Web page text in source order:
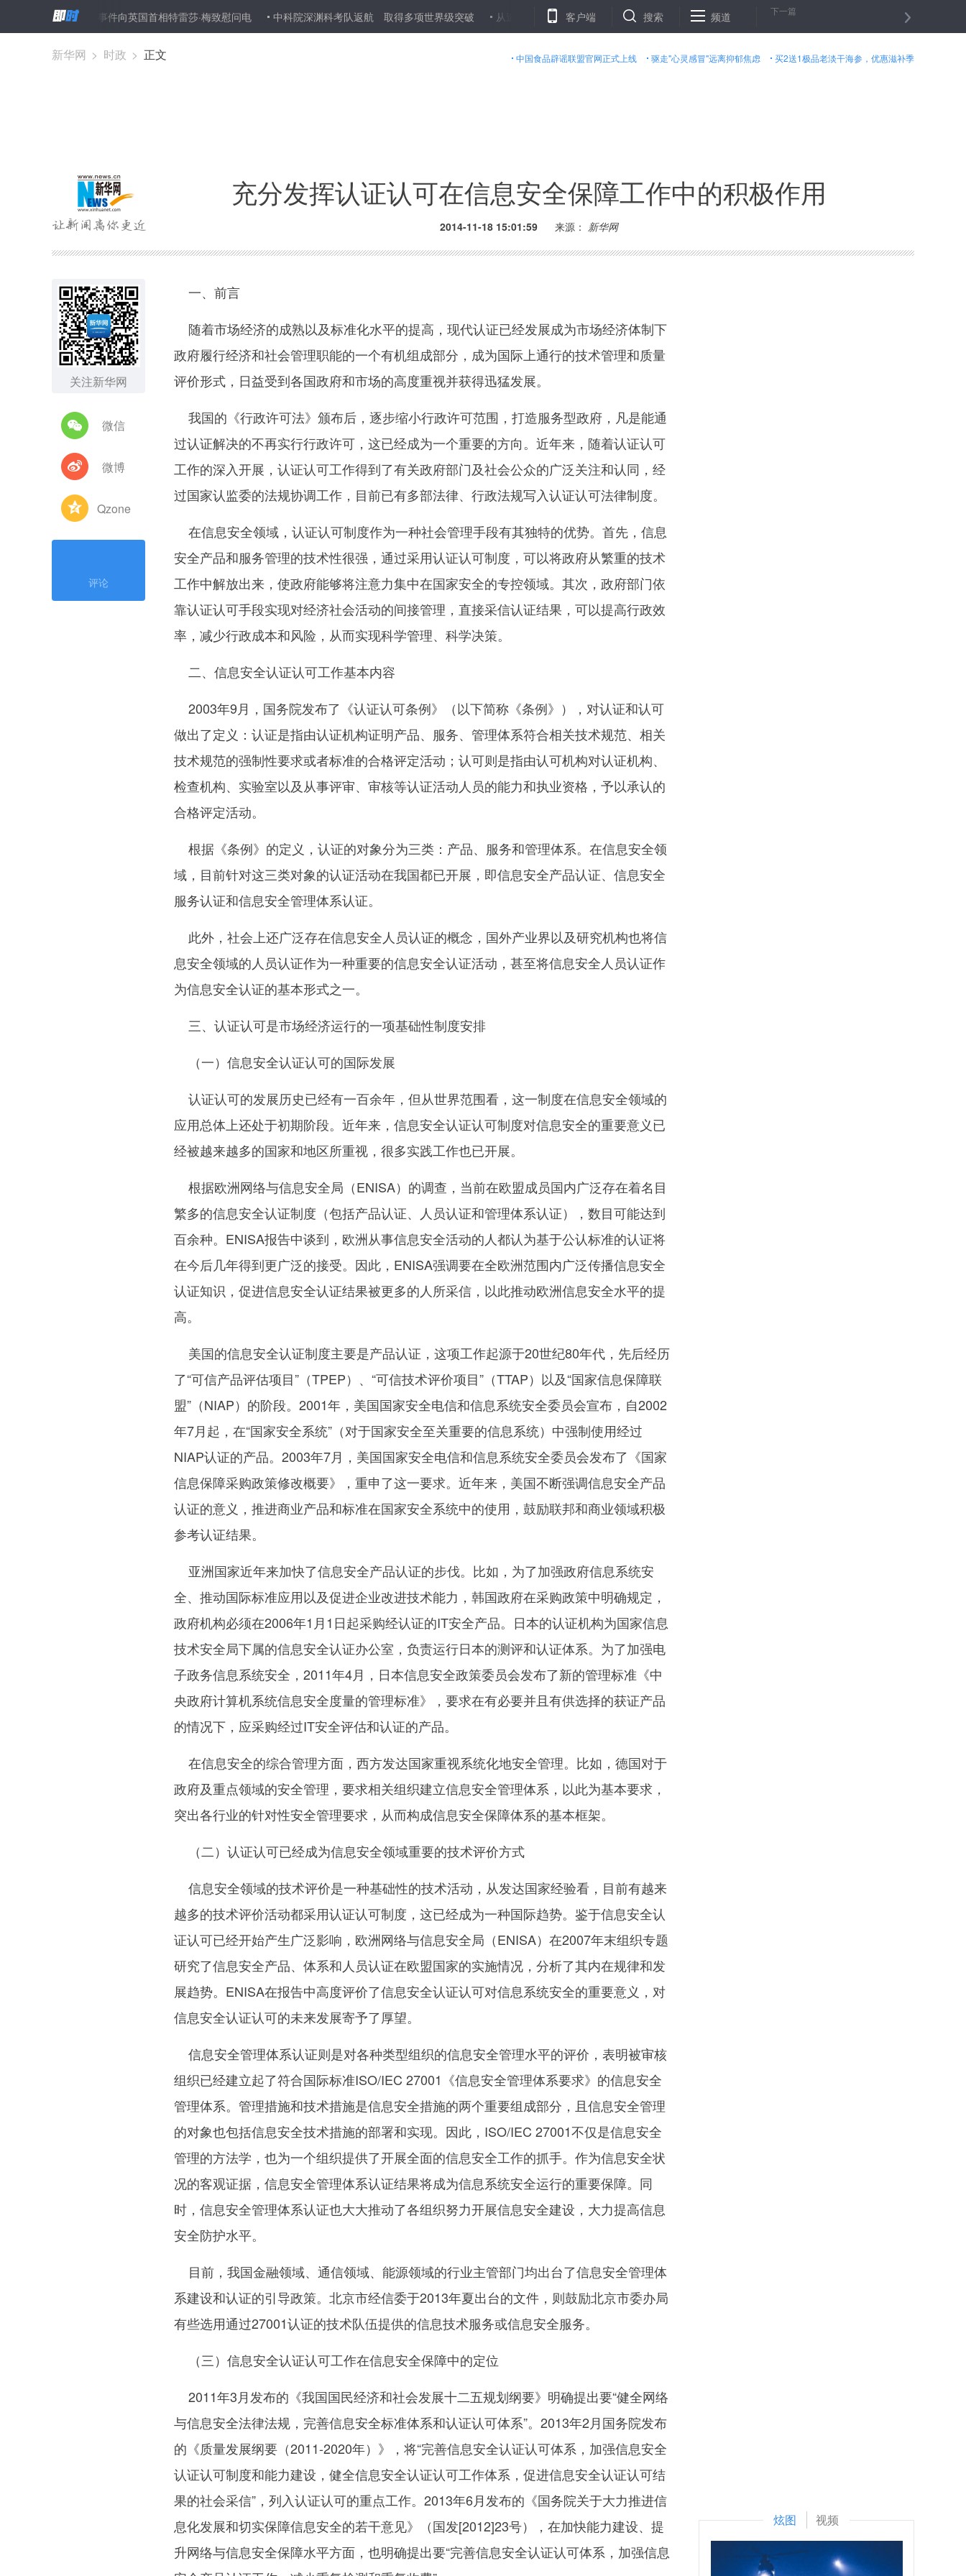
恐怖袭击事件向英国首相特雷莎·梅致慰问电 中科院深渊科考队返航 取得多项世界级突破 从追高产到求优质——春耕大忙背后的粮田“变身”记 阿富汗北部一安全检查站遭袭９名警察身亡
客户端 搜索 频道 下一篇
中国食品辟谣联盟官网正式上线 驱走"心灵感冒"远离抑郁焦虑 买2送1极品老淡干海参，优惠滋补季
新华网 > 时政 > 正文
充分发挥认证认可在信息安全保障工作中的积极作用
2014-11-18 15:01:59 来源： 新华网
关注新华网
微信
微博
Qzone
评论
一、前言
随着市场经济的成熟以及标准化水平的提高，现代认证已经发展成为市场经济体制下
政府履行经济和社会管理职能的一个有机组成部分，成为国际上通行的技术管理和质量
评价形式，日益受到各国政府和市场的高度重视并获得迅猛发展。
我国的《行政许可法》颁布后，逐步缩小行政许可范围，打造服务型政府，凡是能通
过认证解决的不再实行行政许可，这已经成为一个重要的方向。近年来，随着认证认可
工作的深入开展，认证认可工作得到了有关政府部门及社会公众的广泛关注和认同，经
过国家认监委的法规协调工作，目前已有多部法律、行政法规写入认证认可法律制度。
在信息安全领域，认证认可制度作为一种社会管理手段有其独特的优势。首先，信息
安全产品和服务管理的技术性很强，通过采用认证认可制度，可以将政府从繁重的技术
工作中解放出来，使政府能够将注意力集中在国家安全的专控领域。其次，政府部门依
靠认证认可手段实现对经济社会活动的间接管理，直接采信认证结果，可以提高行政效
率，减少行政成本和风险，从而实现科学管理、科学决策。
二、信息安全认证认可工作基本内容
2003年9月，国务院发布了《认证认可条例》（以下简称《条例》），对认证和认可
做出了定义：认证是指由认证机构证明产品、服务、管理体系符合相关技术规范、相关
技术规范的强制性要求或者标准的合格评定活动；认可则是指由认可机构对认证机构、
检查机构、实验室以及从事评审、审核等认证活动人员的能力和执业资格，予以承认的
合格评定活动。
根据《条例》的定义，认证的对象分为三类：产品、服务和管理体系。在信息安全领
域，目前针对这三类对象的认证活动在我国都已开展，即信息安全产品认证、信息安全
服务认证和信息安全管理体系认证。
此外，社会上还广泛存在信息安全人员认证的概念，国外产业界以及研究机构也将信
息安全领域的人员认证作为一种重要的信息安全认证活动，甚至将信息安全人员认证作
为信息安全认证的基本形式之一。
三、认证认可是市场经济运行的一项基础性制度安排
（一）信息安全认证认可的国际发展
认证认可的发展历史已经有一百余年，但从世界范围看，这一制度在信息安全领域的
应用总体上还处于初期阶段。近年来，信息安全认证认可制度对信息安全的重要意义已
经被越来越多的国家和地区所重视，很多实践工作也已开展。
根据欧洲网络与信息安全局（ENISA）的调查，当前在欧盟成员国内广泛存在着名目
繁多的信息安全认证制度（包括产品认证、人员认证和管理体系认证），数目可能达到
百余种。ENISA报告中谈到，欧洲从事信息安全活动的人都认为基于公认标准的认证将
在今后几年得到更广泛的接受。因此，ENISA强调要在全欧洲范围内广泛传播信息安全
认证知识，促进信息安全认证结果被更多的人所采信，以此推动欧洲信息安全水平的提
高。
美国的信息安全认证制度主要是产品认证，这项工作起源于20世纪80年代，先后经历
了“可信产品评估项目”（TPEP）、“可信技术评价项目”（TTAP）以及“国家信息保障联
盟”（NIAP）的阶段。2001年，美国国家安全电信和信息系统安全委员会宣布，自2002
年7月起，在“国家安全系统”（对于国家安全至关重要的信息系统）中强制使用经过
NIAP认证的产品。2003年7月，美国国家安全电信和信息系统安全委员会发布了《国家
信息保障采购政策修改概要》，重申了这一要求。近年来，美国不断强调信息安全产品
认证的意义，推进商业产品和标准在国家安全系统中的使用，鼓励联邦和商业领域积极
参考认证结果。
亚洲国家近年来加快了信息安全产品认证的步伐。比如，为了加强政府信息系统安
全、推动国际标准应用以及促进企业改进技术能力，韩国政府在采购政策中明确规定，
政府机构必须在2006年1月1日起采购经认证的IT安全产品。日本的认证机构为国家信息
技术安全局下属的信息安全认证办公室，负责运行日本的测评和认证体系。为了加强电
子政务信息系统安全，2011年4月，日本信息安全政策委员会发布了新的管理标准《中
央政府计算机系统信息安全度量的管理标准》，要求在有必要并且有供选择的获证产品
的情况下，应采购经过IT安全评估和认证的产品。
在信息安全的综合管理方面，西方发达国家重视系统化地安全管理。比如，德国对于
政府及重点领域的安全管理，要求相关组织建立信息安全管理体系，以此为基本要求，
突出各行业的针对性安全管理要求，从而构成信息安全保障体系的基本框架。
（二）认证认可已经成为信息安全领域重要的技术评价方式
信息安全领域的技术评价是一种基础性的技术活动，从发达国家经验看，目前有越来
越多的技术评价活动都采用认证认可制度，这已经成为一种国际趋势。鉴于信息安全认
证认可已经开始产生广泛影响，欧洲网络与信息安全局（ENISA）在2007年末组织专题
研究了信息安全产品、体系和人员认证在欧盟国家的实施情况，分析了其内在规律和发
展趋势。ENISA在报告中高度评价了信息安全认证认可对信息系统安全的重要意义，对
信息安全认证认可的未来发展寄予了厚望。
信息安全管理体系认证则是对各种类型组织的信息安全管理水平的评价，表明被审核
组织已经建立起了符合国际标准ISO/IEC 27001《信息安全管理体系要求》的信息安全
管理体系。管理措施和技术措施是信息安全措施的两个重要组成部分，且信息安全管理
的对象也包括信息安全技术措施的部署和实现。因此，ISO/IEC 27001不仅是信息安全
管理的方法学，也为一个组织提供了开展全面的信息安全工作的抓手。作为信息安全状
况的客观证据，信息安全管理体系认证结果将成为信息系统安全运行的重要保障。同
时，信息安全管理体系认证也大大推动了各组织努力开展信息安全建设，大力提高信息
安全防护水平。
目前，我国金融领域、通信领域、能源领域的行业主管部门均出台了信息安全管理体
系建设和认证的引导政策。北京市经信委于2013年夏出台的文件，则鼓励北京市委办局
有些选用通过27001认证的技术队伍提供的信息技术服务或信息安全服务。
（三）信息安全认证认可工作在信息安全保障中的定位
2011年3月发布的《我国国民经济和社会发展十二五规划纲要》明确提出要“健全网络
与信息安全法律法规，完善信息安全标准体系和认证认可体系”。2013年2月国务院发布
的《质量发展纲要（2011-2020年）》，将“完善信息安全认证认可体系，加强信息安全
认证认可制度和能力建设，健全信息安全认证认可工作体系，促进信息安全认证认可结
果的社会采信”，列入认证认可的重点工作。2013年6月发布的《国务院关于大力推进信
息化发展和切实保障信息安全的若干意见》（国发[2012]23号），在加快能力建设、提
升网络与信息安全保障水平方面，也明确提出要“完善信息安全认证认可体系，加强信息
炫图 视频